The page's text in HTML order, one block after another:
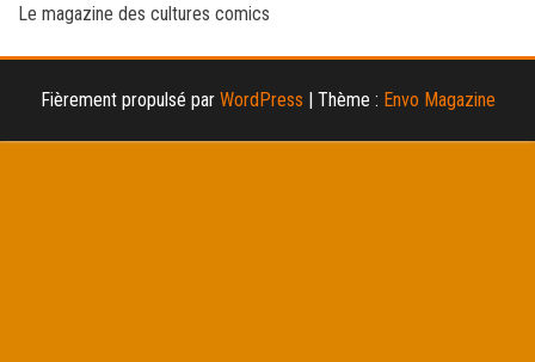
Le magazine des cultures comics
Fièrement propulsé par WordPress | Thème : Envo Magazine